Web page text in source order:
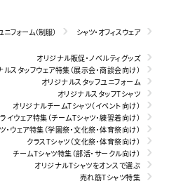
ニフォーム（制服） シャツ・オフィスウェア
オリジナル販促・ノベルティグッズ
ルスタッフウェア特集（展示会・商談会向け）
オリジナルスタッフユニフォーム
オリジナルスタッフTシャツ
オリジナルチームTシャツ（イベント向け）
イウェア特集（チームTシャツ・練習着向け）
・ウェア特集（学園祭・文化祭・体育祭向け）
クラスTシャツ（文化祭・体育祭向け）
チームTシャツ特集（部活・サークル向け）
オリジナルTシャツをオンスで選ぶ
売れ筋Tシャツ特集